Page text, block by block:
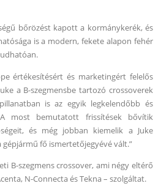
bőrözést kapott a kormánykerék, és
is a modern, fekete alapon fehér
értékesítésért és marketingért felelős
a B-szegmensbe tartozó crossoverek
is az egyik legkelendőbb és
most bemutatott frissítések bővítik
és még jobban kiemelik a Juke
fő ismertetőjegyévé vált.”
B-szegmens crossover, ami négy eltérő
N-Connecta és Tekna – szolgáltat.